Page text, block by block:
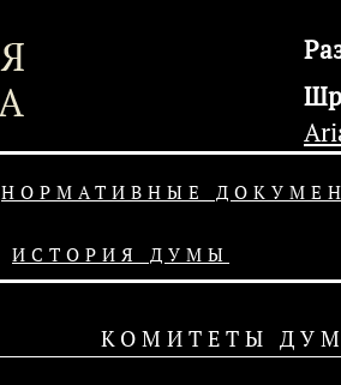
НОРМАТИВНЫЕ
ИСТОРИЯ ДУМЫ
КОМИТЕТЫ